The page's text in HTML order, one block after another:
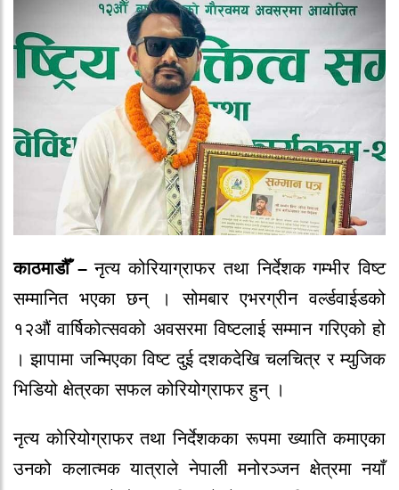
काठमाडौँ –नृत्य कोरियाग्राफर तथा निर्देशक गम्भीर विष्ट
सम्मानित भएका छन् । सोमबार एभरग्रीन वर्ल्डवाईडको
१२औं वार्षिकोत्सवको अवसरमा विष्टलाई सम्मान गरिएको हो
। झापामा जन्मिएका विष्ट दुई दशकदेखि चलचित्र र म्युजिक
भिडियो क्षेत्रका सफल कोरियोग्राफर हुन् ।
नृत्य कोरियोग्राफर तथा निर्देशकका रूपमा ख्याति कमाएका
उनको कलात्मक यात्राले नेपाली मनोरञ्जन क्षेत्रमा नयाँ